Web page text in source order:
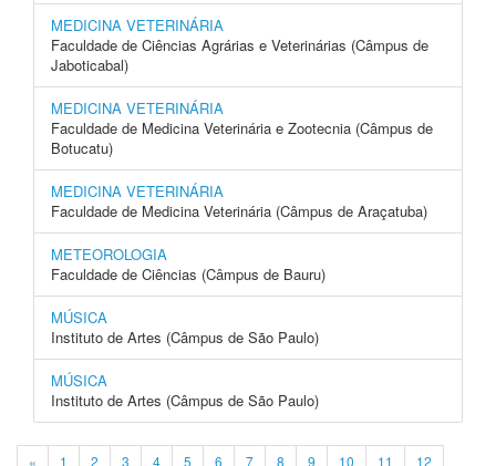
MEDICINA VETERINÁRIA
Faculdade de Ciências Agrárias e Veterinárias (Câmpus de
Jaboticabal)
MEDICINA VETERINÁRIA
Faculdade de Medicina Veterinária e Zootecnia (Câmpus de
Botucatu)
MEDICINA VETERINÁRIA
Faculdade de Medicina Veterinária (Câmpus de Araçatuba)
METEOROLOGIA
Faculdade de Ciências (Câmpus de Bauru)
MÚSICA
Instituto de Artes (Câmpus de São Paulo)
MÚSICA
Instituto de Artes (Câmpus de São Paulo)
« 1 2 3 4 5 6 7 8 9 10 11 12